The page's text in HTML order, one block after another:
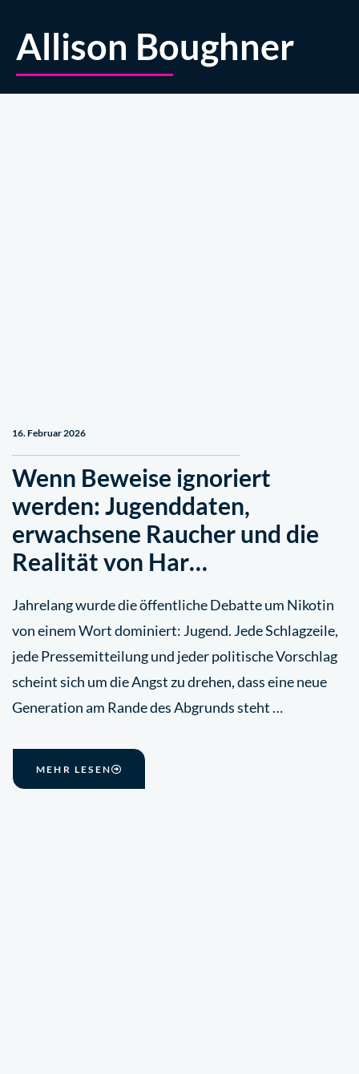
Allison Boughner
16. Februar 2026
Wenn Beweise ignoriert
werden: Jugenddaten,
erwachsene Raucher und die
Realität von Har…
Jahrelang wurde die öffentliche Debatte um Nikotin
von einem Wort dominiert: Jugend. Jede Schlagzeile,
jede Pressemitteilung und jeder politische Vorschlag
scheint sich um die Angst zu drehen, dass eine neue
Generation am Rande des Abgrunds steht …
MEHR LESEN